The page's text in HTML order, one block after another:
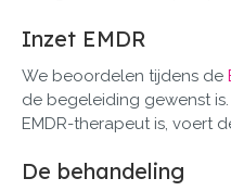
Inzet EMDR
We beoordelen tijdens de
de begeleiding gewenst
EMDR-therapeut is, voert
De behandeling